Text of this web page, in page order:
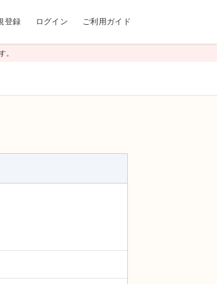
登録 ログイン ご利用ガイド
。